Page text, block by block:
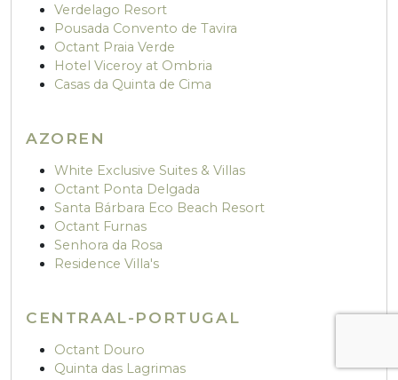
Verdelago Resort
Pousada Convento de Tavira
Octant Praia Verde
Hotel Viceroy at Ombria
Casas da Quinta de Cima
AZOREN
White Exclusive Suites & Villas
Octant Ponta Delgada
Santa Bárbara Eco Beach Resort
Octant Furnas
Senhora da Rosa
Residence Villa's
CENTRAAL-PORTUGAL
Octant Douro
Quinta das Lagrimas